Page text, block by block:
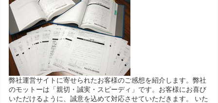
弊社運営サイトに寄せられたお客様のご感想を紹介します。弊社
のモットーは「親切・誠実・スピーディ」です。お客様にお喜び
いただけるように、誠意を込めて対応させていただきます。 いた